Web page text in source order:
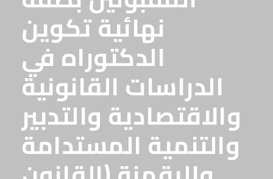
نهائية تكوين
الدكتوراه في
الدراسات القانونية
والاقتصادية والتدبير
والتنمية المستدامة